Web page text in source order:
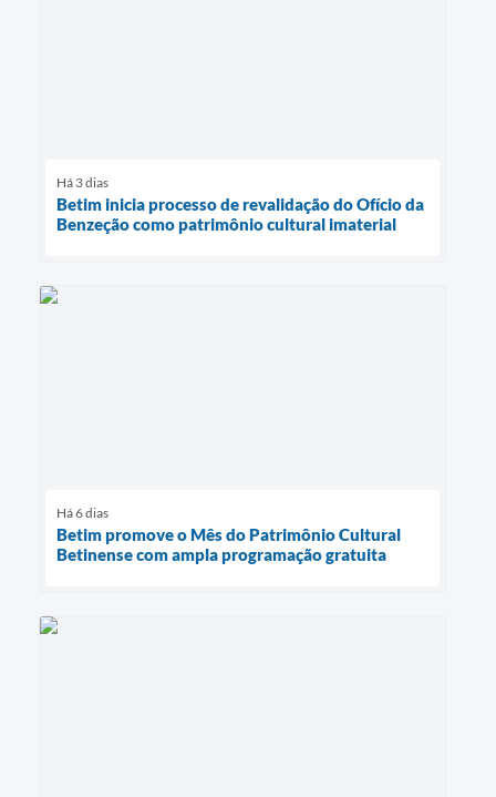
Há 3 dias
Betim inicia processo de revalidação do Ofício da
Benzeção como patrimônio cultural imaterial
Há 6 dias
Betim promove o Mês do Patrimônio Cultural
Betinense com ampla programação gratuita